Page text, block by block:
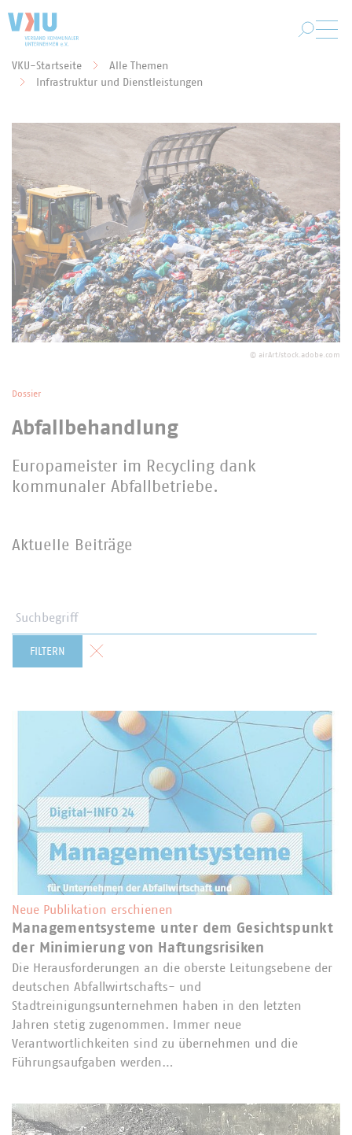
Sie befinden sich hier:
VKU-Startseite
Alle Themen
Infrastruktur und Dienstleistungen
© airArt/stock.adobe.com
Dossier
Abfallbehandlung
Europameister im Recycling dank
kommunaler Abfallbetriebe.
Aktuelle Beiträge
FILTERN Formular zurücksetzen
Neue Publikation erschienen
Managementsysteme unter dem Gesichtspunkt
der Minimierung von Haftungsrisiken
Die Herausforderungen an die oberste Leitungsebene der
deutschen Abfallwirtschafts- und
Stadtreinigungsunternehmen haben in den letzten
Jahren stetig zugenommen. Immer neue
Verantwortlichkeiten sind zu übernehmen und die
Führungsaufgaben werden…